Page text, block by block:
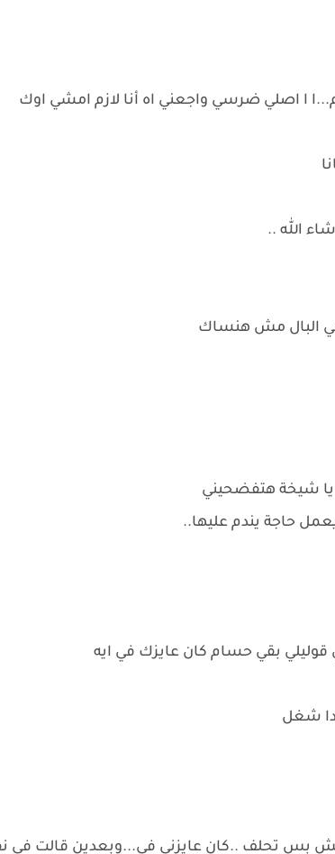
ا اصلي ضرسي واجعني اه أنا لازم امشي اوك
الله ..
البال مش هنساك
شيخة هتفضحيني
حاجة يندم عليها..
بقي حسام كان عايزك في ايه
شغل
بس تحلف ..كان عايزني في...وبعدين قالت